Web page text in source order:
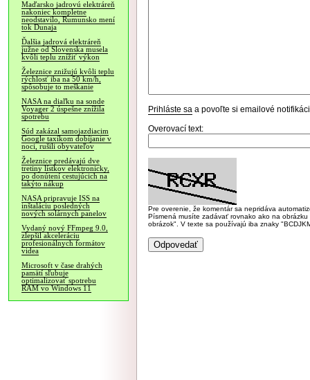
Maďarsko jadrovú elektráreň
nakoniec kompletne
neodstavilo, Rumunsko mení
tok Dunaja
Ďalšia jadrová elektráreň
južne od Slovenska musela
kvôli teplu znížiť výkon
Železnice znižujú kvôli teplu
rýchlosť iba na 50 km/h,
spôsobuje to meškanie
NASA na diaľku na sonde
Voyager 2 úspešne znížila
spotrebu
Súd zakázal samojazdiacim
Google taxíkom dobíjanie v
noci, rušili obyvateľov
Železnice predávajú dve
tretiny lístkov elektronicky,
po donútení cestujúcich na
takýto nákup
NASA pripravuje ISS na
inštaláciu posledných
nových solárnych panelov
Vydaný nový FFmpeg 9.0,
zlepšil akceleráciu
profesionálnych formátov
videa
Microsoft v čase drahých
pamätí sľubuje
optimalizovať spotrebu
RAM vo Windows 11
Prihláste sa a povoľte si emailové
Overovací text:
Pre overenie, že komentár sa nepridáva
Písmená musíte zadávať rovnako ako na
obrázok". V texte sa používajú iba znaky